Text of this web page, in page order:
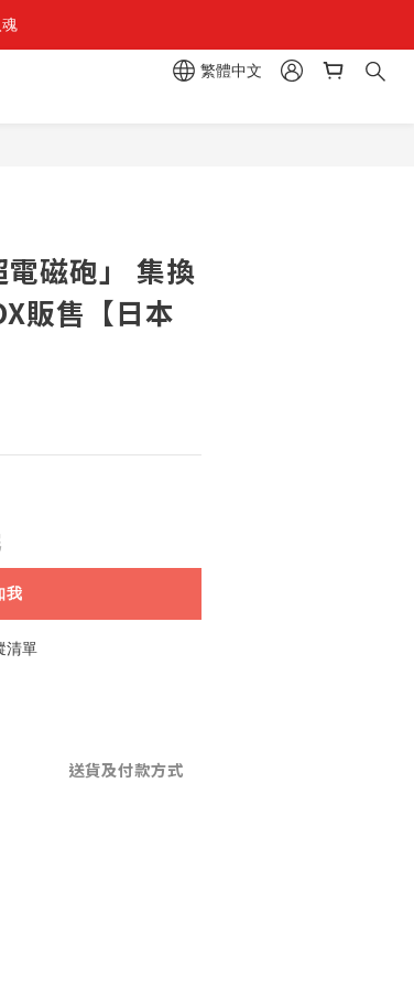
繁體中文
磁砲」 集換
販售【日本
我
清單
送貨及付款方式